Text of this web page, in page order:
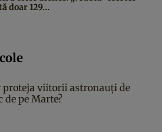
doar 129...
proteja viitorii astronauți de
pe Marte?